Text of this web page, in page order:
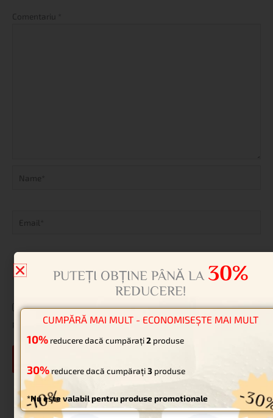
Comentariu
Website
Salvează-mi numele, emailul și site-ul web în acest navigator
pentru data viitoare când o să comentez.
PUTEȚI OBȚINE PÂNĂ LA30%
REDUCERE!
CUMPĂRĂ MAI MULT - ECONOMISEȘTE MAI MULT
10% reducere dacă cumpărați2 produse
30%reducere dacă cumpărați3 produse
*Nu este valabil pentru produse promotionale